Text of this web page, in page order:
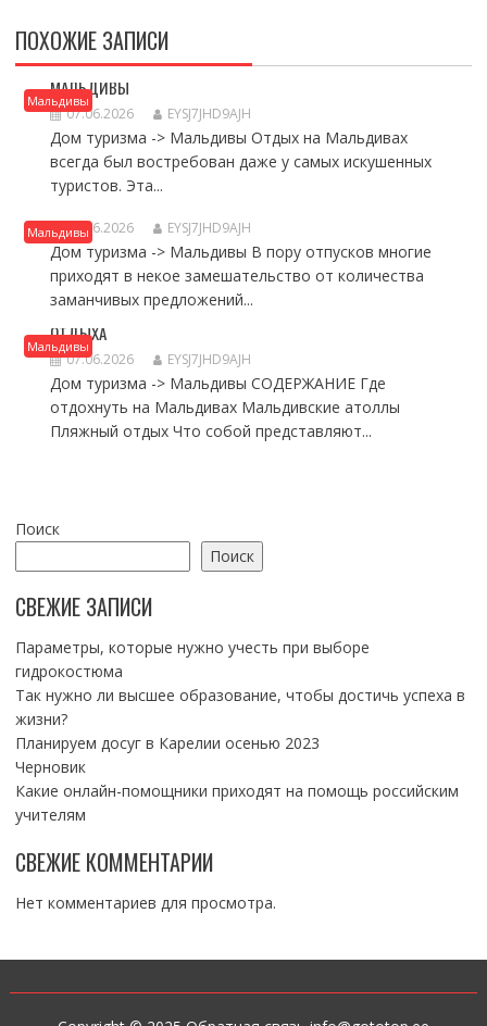
ПОХОЖИЕ ЗАПИСИ
Мальдивы
УЕДИНЕНИЕ И КРАСИВАЯ РОМАНТИКА РАЙ НА ЗЕМЛЕ.
МАЛЬДИВЫ
07.06.2026 EYSJ7JHD9AJH
Дом туризма -> Мальдивы Отдых на Мальдивах
всегда был востребован даже у самых искушенных
туристов. Эта...
Мальдивы
ОТДЫХ НА ОСТРОВАХ ИНДИЙСКОГО ОКЕАНА
07.06.2026 EYSJ7JHD9AJH
Дом туризма -> Мальдивы В пору отпусков многие
приходят в некое замешательство от количества
заманчивых предложений...
Мальдивы
КАКОЙ ОСТРОВ НА МАЛЬДИВАХ ВЫБРАТЬ ДЛЯ ПЛЯЖНОГО
ОТДЫХА
07.06.2026 EYSJ7JHD9AJH
Дом туризма -> Мальдивы СОДЕРЖАНИЕ Где
отдохнуть на Мальдивах Мальдивские атоллы
Пляжный отдых Что собой представляют...
Поиск
Поиск
СВЕЖИЕ ЗАПИСИ
Параметры, которые нужно учесть при выборе
гидрокостюма
Так нужно ли высшее образование, чтобы достичь успеха в
жизни?
Планируем досуг в Карелии осенью 2023
Черновик
Какие онлайн-помощники приходят на помощь российским
учителям
СВЕЖИЕ КОММЕНТАРИИ
Нет комментариев для просмотра.